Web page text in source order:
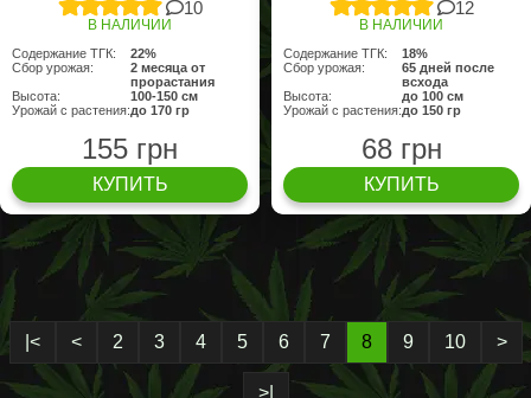
10
В НАЛИЧИИ
Содержание ТГК:
22%
Сбор урожая:
2 месяца от
прорастания
Высота:
100-150 см
Урожай с растения:до 170 гр
155 грн
КУПИТЬ
12
В НАЛИЧИИ
Содержание ТГК:
18%
Сбор урожая:
65 дней после
всхода
Высота:
до 100 см
Урожай с растения:до 150 гр
68 грн
КУПИТЬ
|< < 2 3 4 5 6 7 8 9 10 >
>|